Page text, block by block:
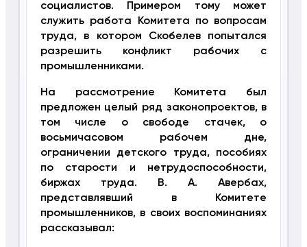
социалистов. Примером тому может
служить работа Комитета по вопросам
труда, в котором Скобелев попытался
разрешить конфликт рабочих с
промышленниками.
На рассмотрение Комитета был
предложен целый ряд законопроектов, в
том числе о свободе стачек, о
восьмичасовом рабочем дне,
ограничении детского труда, пособиях
по старости и нетрудоспособности,
биржах труда. В. А. Авербах,
представлявший в Комитете
промышленников, в своих воспоминаниях
рассказывал: